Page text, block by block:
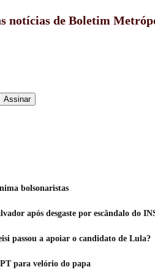
notícias de Boletim
Assinar
bolsonaristas
após desgaste por escândalo do
passou a apoiar o candidato de Lula?
para velório do papa